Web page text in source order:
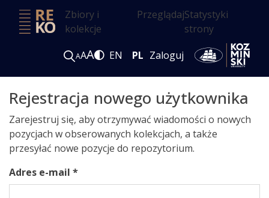
Zbiory i
kolekcje
PrzeglądajStatystyki
strony
AAA EN PL Zaloguj
Rejestracja nowego użytkownika
Zarejestruj się, aby otrzymywać wiadomości o nowych
pozycjach w obserowanych kolekcjach, a także
przesyłać nowe pozycje do repozytorium.
Adres e-mail *